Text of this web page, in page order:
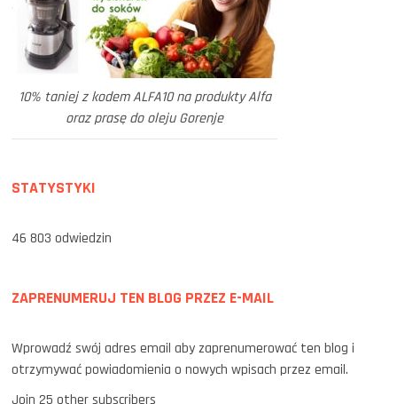
10% taniej z kodem ALFA10 na produkty Alfa
oraz prasę do oleju Gorenje
STATYSTYKI
46 803 odwiedzin
ZAPRENUMERUJ TEN BLOG PRZEZ E-MAIL
Wprowadź swój adres email aby zaprenumerować ten blog i
otrzymywać powiadomienia o nowych wpisach przez email.
Join 25 other subscribers